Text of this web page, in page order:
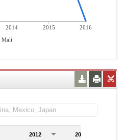
2014 2015
2016
Malí
2012 2013